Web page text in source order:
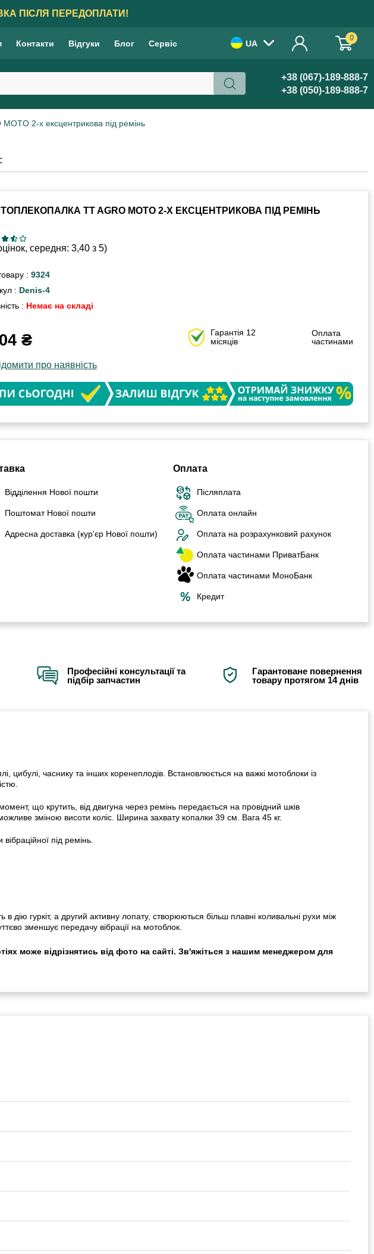
ПІСЛЯ ПЕРЕДОПЛАТИ!
Контакти Відгуки Блог Сервіс UA
0
+38 (067)-189-888-7
+38 (050)-189-888-7
2-х ексцентрикова під ремінь
TT AGRO MOTO 2-Х ЕКСЦЕНТРИКОВА ПІД РЕМІНЬ
середня: 3,40 з 5)
: 9324
: Denis-4
: Немає на складі
₴
Гарантія 12
місяців
Оплата
частинами
про наявність
Відділення Нової пошти
Поштомат Нової пошти
Адресна доставка (кур'єр Нової пошти)
Оплата
Післяплата
Оплата онлайн
Оплата на розрахунковий рахунок
Оплата частинами ПриватБанк
Оплата частинами МоноБанк
Кредит
Професійні консультації та
підбір запчастин
Гарантоване повернення
товару протягом 14 днів
часнику та інших коренеплодів. Встановлюється на важкі мотоблоки із
що крутить, від двигуна через ремінь передається на провідний шків
зміною висоти коліс. Ширина захвату копалки 39 см. Вага 45 кг.
під ремінь.
гуркіт, а другий активну лопату, створюються більш плавні коливальні рухи між
зменшує передачу вібрації на мотоблок.
може відрізнятись від фото на сайті. Зв'яжіться з нашим менеджером для